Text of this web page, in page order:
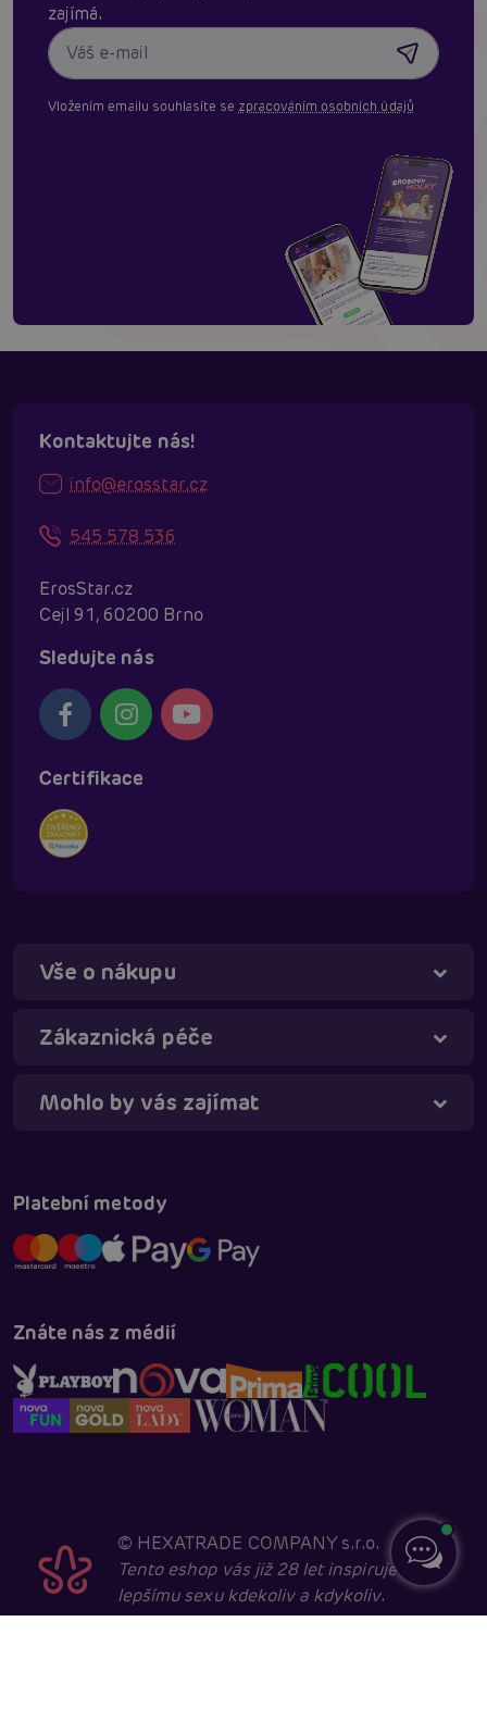
zajímá.
Vložením emailu souhlasíte se zpracováním osobních údajů
Kontaktujte nás!
info@erosstar.cz
545 578 536
ErosStar.cz
Cejl 91, 60200 Brno
Sledujte nás
Certifikace
Vše o nákupu
Zákaznická péče
Mohlo by vás zajímat
Platební metody
Znáte nás z médií
© HEXATRADE COMPANY s.r.o.
Tento eshop vás již 28 let inspiruje k
lepšímu sexu kdekoliv a kdykoliv.
Táňa - virtuální asistentka